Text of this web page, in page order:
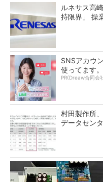
ルネサス高
持限界」 操
SNSアカウ
使ってます。
PR(Dreaw合同会
村田製作所
データセン